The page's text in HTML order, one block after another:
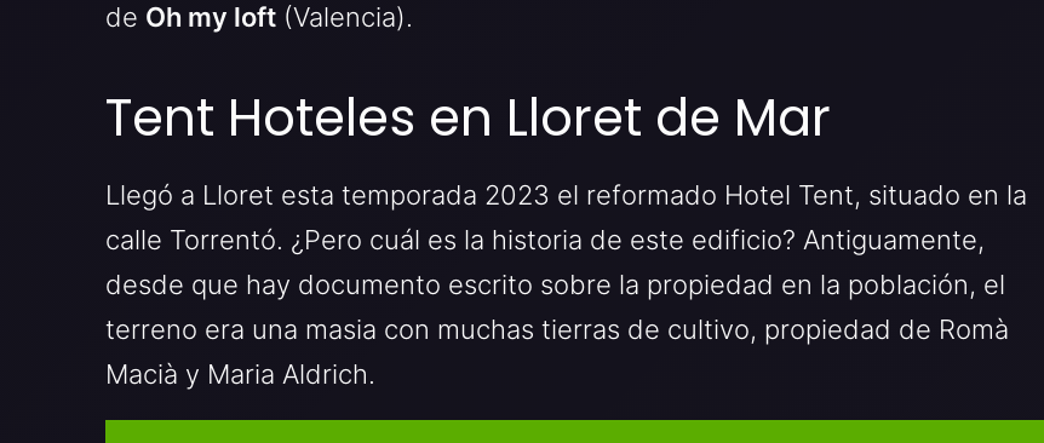
de Oh my loft (Valencia).
Tent Hoteles en Lloret de Mar
Llegó a Lloret esta temporada 2023 el reformado Hotel Tent, situado en la
calle Torrentó. ¿Pero cuál es la historia de este edificio? Antiguamente,
desde que hay documento escrito sobre la propiedad en la población, el
terreno era una masia con muchas tierras de cultivo, propiedad de Romà
Macià y Maria Aldrich.